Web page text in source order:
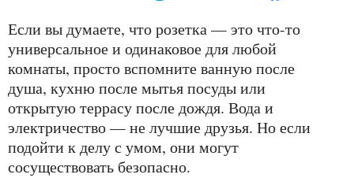
Если вы думаете, что розетка — это что-то
универсальное и одинаковое для любой
комнаты, просто вспомните ванную после
душа, кухню после мытья посуды или
открытую террасу после дождя. Вода и
электричество — не лучшие друзья. Но если
подойти к делу с умом, они могут
сосуществовать безопасно.